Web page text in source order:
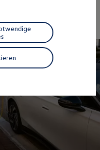
finden
Login und Shop
verbinden